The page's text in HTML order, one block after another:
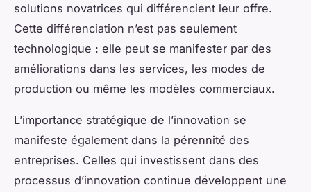
solutions novatrices qui différencient leur offre.
Cette différenciation n’est pas seulement
technologique : elle peut se manifester par des
améliorations dans les services, les modes de
production ou même les modèles commerciaux.
L’importance stratégique de l’innovation se
manifeste également dans la pérennité des
entreprises. Celles qui investissent dans des
processus d’innovation continue développent une